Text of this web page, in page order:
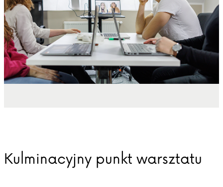
Kulminacyjny punkt warsztatu